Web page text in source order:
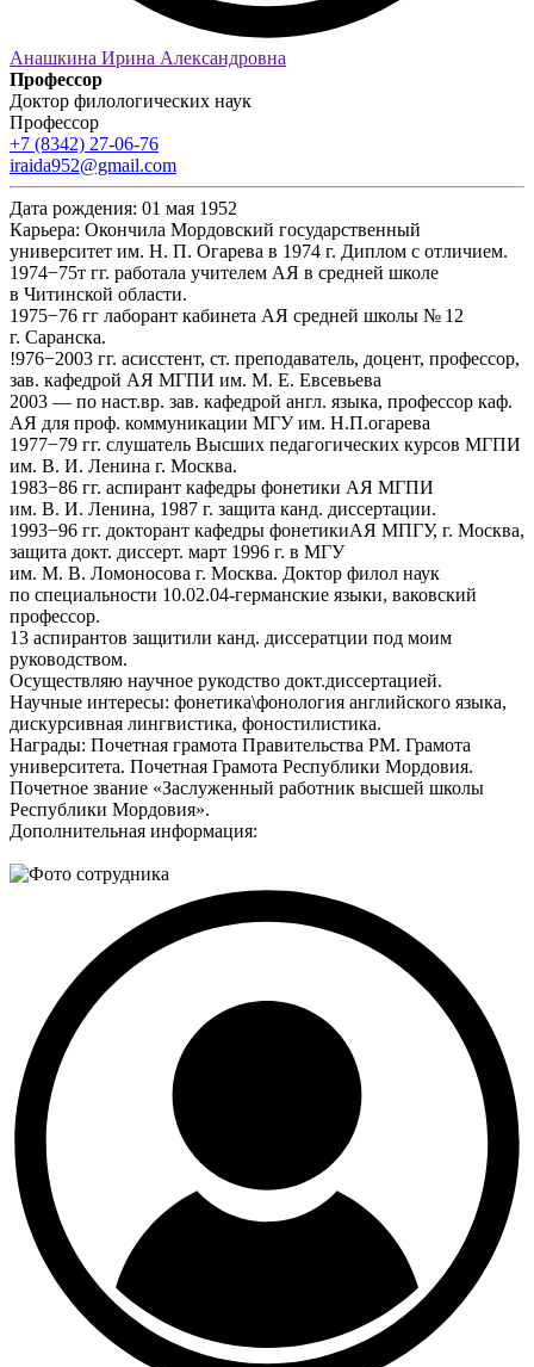
Анашкина Ирина Александровна
Профессор
Доктор филологических наук
Профессор
+7 (8342) 27-06-76
iraida952@gmail.com
Дата рождения: 01 мая 1952
Карьера: Окончила Мордовский государственный
университет им. Н. П. Огарева в 1974 г. Диплом с отличием.
1974−75т гг. работала учителем АЯ в средней школе
в Читинской области.
1975−76 гг лаборант кабинета АЯ средней школы № 12
г. Саранска.
!976−2003 гг. асисстент, ст. преподаватель, доцент, профессор,
зав. кафедрой АЯ МГПИ им. М. Е. Евсевьева
2003 — по наст.вр. зав. кафедрой англ. языка, профессор каф.
АЯ для проф. коммуникации МГУ им. Н.П.огарева
1977−79 гг. слушатель Высших педагогических курсов МГПИ
им. В. И. Ленина г. Москва.
1983−86 гг. аспирант кафедры фонетики АЯ МГПИ
им. В. И. Ленина, 1987 г. защита канд. диссертации.
1993−96 гг. докторант кафедры фонетикиАЯ МПГУ, г. Москва,
защита докт. диссерт. март 1996 г. в МГУ
им. М. В. Ломоносова г. Москва. Доктор филол наук
по специальности 10.02.04-германские языки, ваковский
профессор.
13 аспирантов защитили канд. диссератции под моим
руководством.
Осуществляю научное рукодство докт.диссертацией.
Научные интересы: фонетика\фонология английского языка,
дискурсивная лингвистика, фоностилистика.
Награды: Почетная грамота Правительства РМ. Грамота
университета. Почетная Грамота Республики Мордовия.
Почетное звание «Заслуженный работник высшей школы
Республики Мордовия».
Дополнительная информация: